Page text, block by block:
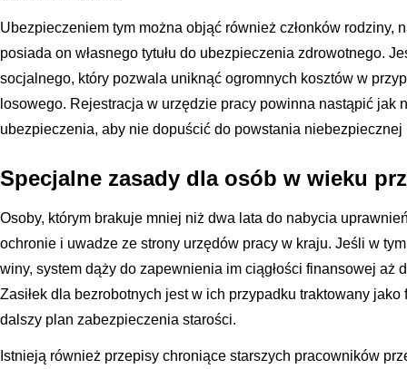
Ubezpieczeniem tym można objąć również członków rodziny,
posiada on własnego tytułu do ubezpieczenia zdrowotnego.
socjalnego, który pozwala uniknąć ogromnych kosztów w
losowego. Rejestracja w urzędzie pracy powinna nastąpić jak
ubezpieczenia, aby nie dopuścić do powstania niebezpiecznej
Specjalne zasady dla osób w wieku
Osoby, którym brakuje mniej niż dwa lata do nabycia
ochronie i uwadze ze strony urzędów pracy w kraju. Jeśli w
winy, system dąży do zapewnienia im ciągłości finansowej aż
Zasiłek dla bezrobotnych jest w ich przypadku traktowany
dalszy plan zabezpieczenia starości.
Istnieją również przepisy chroniące starszych pracowników